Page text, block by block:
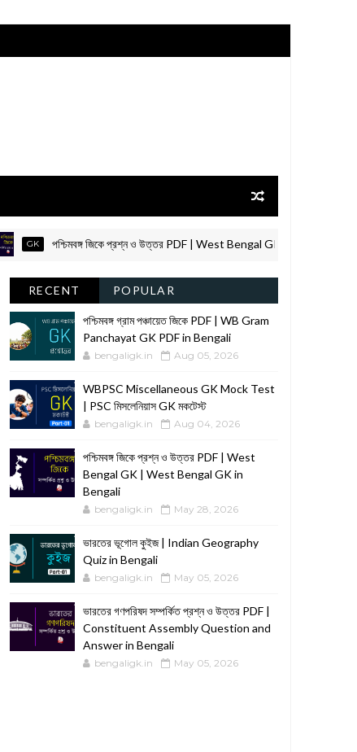
পশ্চিমবঙ্গ জিকে প্রশ্ন ও উত্তর PDF | West Bengal GK | West Bengal GK
RECENT POPULAR
পশ্চিমবঙ্গ গ্রাম পঞ্চায়েত জিকে PDF | WB Gram
Panchayat GK PDF in Bengali
bengaligk.in Aug 05, 2026
WBPSC Miscellaneous GK Mock Test
| PSC মিসলেনিয়াস GK মকটেস্ট
bengaligk.in Aug 04, 2026
পশ্চিমবঙ্গ জিকে প্রশ্ন ও উত্তর PDF | West
Bengal GK | West Bengal GK in
Bengali
bengaligk.in May 28, 2026
ভারতের ভূগোল কুইজ | Indian Geography
Quiz in Bengali
bengaligk.in May 05, 2026
ভারতের গণপরিষদ সম্পর্কিত প্রশ্ন ও উত্তর PDF |
Constituent Assembly Question and
Answer in Bengali
bengaligk.in May 05, 2026